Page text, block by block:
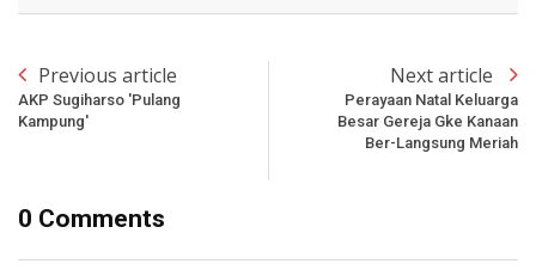
Previous article
AKP Sugiharso 'Pulang
Kampung'
Next article
Perayaan Natal Keluarga
Besar Gereja Gke Kanaan
Ber-Langsung Meriah
0 Comments